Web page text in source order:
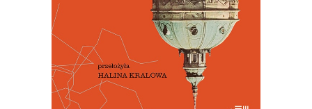
E-BOOK DO KOSZYKA
29.50zł